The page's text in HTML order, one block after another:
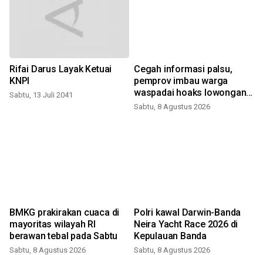
Rifai Darus Layak Ketuai
KNPI
Sabtu, 13 Juli 2041
Cegah informasi palsu,
pemprov imbau warga
waspadai hoaks lowongan
kerja Blok Masela
Sabtu, 8 Agustus 2026
BMKG prakirakan cuaca di
mayoritas wilayah RI
berawan tebal pada Sabtu
Sabtu, 8 Agustus 2026
Polri kawal Darwin-Banda
Neira Yacht Race 2026 di
Kepulauan Banda
Sabtu, 8 Agustus 2026